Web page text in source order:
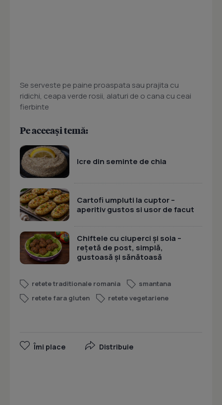
Se serveste pe paine proaspata sau prajita cu
ridichi, ceapa verde rosii, alaturi de o cana cu ceai
fierbinte
Pe aceeași temă:
Icre din seminte de chia
Cartofi umpluti la cuptor –
aperitiv gustos si usor de facut
Chiftele cu ciuperci și soia –
rețetă de post, simplă,
gustoasă și sănătoasă
retete traditionale romania
smantana
retete fara gluten
retete vegetariene
Îmi place Distribuie